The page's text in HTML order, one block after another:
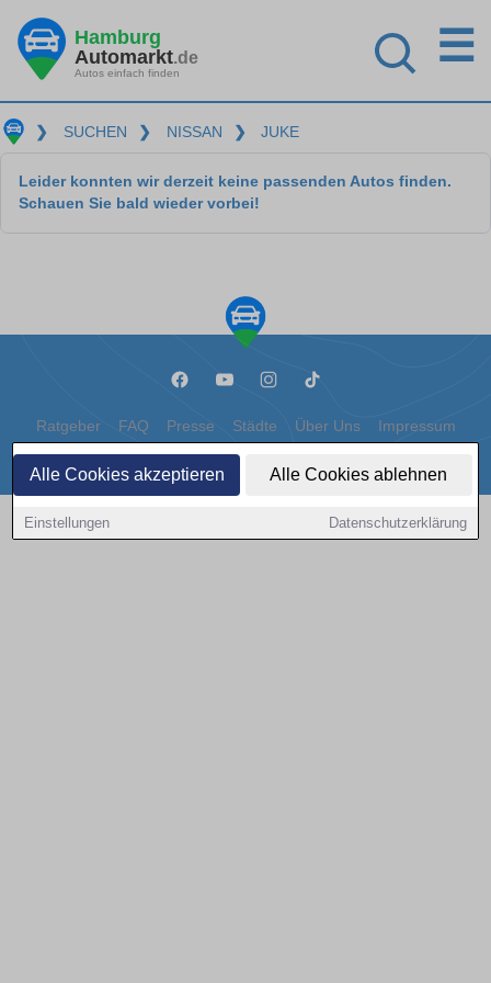
Alle Cookies akzeptieren Alle Cookies ablehnen
Einstellungen Datenschutzerklärung
Hamburg
Automarkt.de
Autos einfach finden
☰
❯ SUCHEN ❯ NISSAN ❯ JUKE
Leider konnten wir derzeit keine passenden Autos finden.
Schauen Sie bald wieder vorbei!
Ratgeber FAQ Presse Städte Über Uns Impressum
Datenschutz Cookies
Copyright © 2000 - 2026 | 1A Infosysteme GmbH | Content by: 1a-sites-autos